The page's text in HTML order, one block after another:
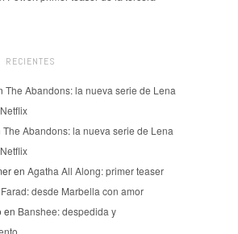
RECIENTES
The Abandons: la nueva serie de Lena
The Abandons: la nueva serie de Lena
en Agatha All Along: primer teaser
desde Marbella con amor
en Banshee: despedida y